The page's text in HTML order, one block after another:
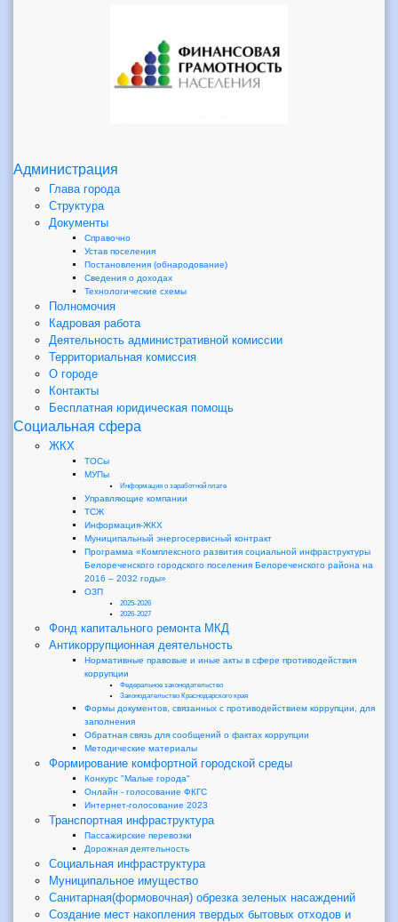
Администрация
Глава города
Структура
Документы
Справочно
Устав поселения
Постановления (обнародование)
Сведения о доходах
Технологические схемы
Полномочия
Кадровая работа
Деятельность административной комиссии
Территориальная комиссия
О городе
Контакты
Бесплатная юридическая помощь
Социальная сфера
ЖКХ
ТОСы
МУПы
Информация о заработной плате
Управляющие компании
ТСЖ
Информация-ЖКХ
Муниципальный энергосервисный контракт
Программа «Комплексного развития социальной инфраструктуры
Белореченского городского поселения Белореченского района на
2016 – 2032 годы»
ОЗП
2025-2026
2026-2027
Фонд капитального ремонта МКД
Антикоррупционная деятельность
Нормативные правовые и иные акты в сфере противодействия
коррупции
Федеральное законодательство
Законодательство Краснодарского края
Формы документов, связанных с противодействием коррупции, для
заполнения
Обратная связь для сообщений о фактах коррупции
Методические материалы
Формирование комфортной городской среды
Конкурс "Малые города"
Онлайн - голосование ФКГС
Интернет-голосование 2023
Транспортная инфраструктура
Пассажирские перевозки
Дорожная деятельность
Социальная инфраструктура
Муниципальное имущество
Санитарная(формовочная) обрезка зеленых насаждений
Создание мест накопления твердых бытовых отходов и